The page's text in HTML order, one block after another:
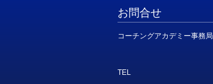
お問合せ
コーチングアカデミー事務局
TEL